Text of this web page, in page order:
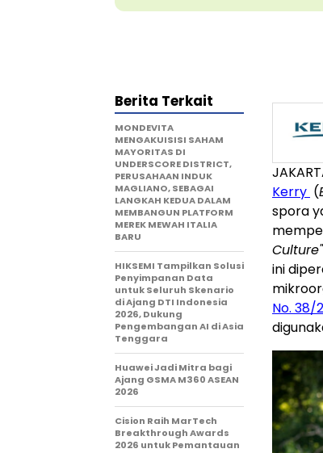
Kerry (
spora
Culture"
ini
No. 38/
Berita Terkait
MONDEVITA
MENGAKUISISI SAHAM
MAYORITAS DI
UNDERSCORE DISTRICT,
PERUSAHAAN INDUK
MAGLIANO, SEBAGAI
LANGKAH KEDUA DALAM
MEMBANGUN PLATFORM
MEREK MEWAH ITALIA
BARU
HIKSEMI Tampilkan Solusi
Penyimpanan Data
untuk Seluruh Skenario
di Ajang DTI Indonesia
2026, Dukung
Pengembangan AI di Asia
Tenggara
Huawei Jadi Mitra bagi
Ajang GSMA M360 ASEAN
2026
Cision Raih MarTech
Breakthrough Awards
2026 untuk Pemantauan